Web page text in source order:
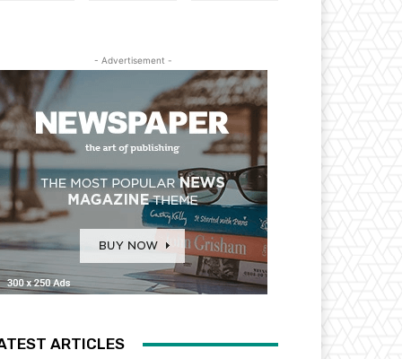
- Advertisement -
ARTICLES